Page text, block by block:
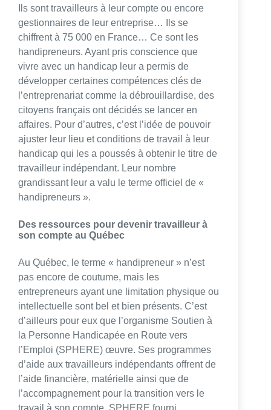
Ils sont travailleurs à leur compte ou encore
gestionnaires de leur entreprise… Ils se
chiffrent à 75 000 en France… Ce sont les
handipreneurs. Ayant pris conscience que
vivre avec un handicap leur a permis de
développer certaines compétences clés de
l’entreprenariat comme la débrouillardise, des
citoyens français ont décidés se lancer en
affaires. Pour d’autres, c’est l’idée de pouvoir
ajuster leur lieu et conditions de travail à leur
handicap qui les a poussés à obtenir le titre de
travailleur indépendant. Leur nombre
grandissant leur a valu le terme officiel de «
handipreneurs ».
Des ressources pour devenir travailleur à
son compte au Québec
Au Québec, le terme « handipreneur » n’est
pas encore de coutume, mais les
entrepreneurs ayant une limitation physique ou
intellectuelle sont bel et bien présents. C’est
d’ailleurs pour eux que l’organisme Soutien à
la Personne Handicapée en Route vers
l’Emploi (SPHERE) œuvre. Ses programmes
d’aide aux travailleurs indépendants offrent de
l’aide financière, matérielle ainsi que de
l’accompagnement pour la transition vers le
travail à son compte. SPHERE fourni